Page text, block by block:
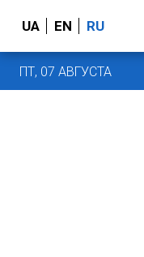
UA EN RU
ПТ, 07 АВГУСТА